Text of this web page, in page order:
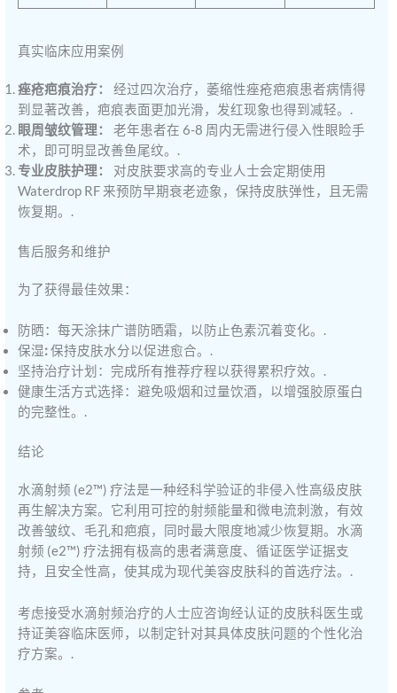
真实临床应用案例
痤疮疤痕治疗：
经过四次治疗，萎缩性痤疮疤痕患者病情得
到显著改善，疤痕表面更加光滑，发红现象也得到减轻。.
眼周皱纹管理：
老年患者在 6-8 周内无需进行侵入性眼睑手
术，即可明显改善鱼尾纹。.
专业皮肤护理：
对皮肤要求高的专业人士会定期使用
Waterdrop RF 来预防早期衰老迹象，保持皮肤弹性，且无需
恢复期。.
售后服务和维护
为了获得最佳效果：
防晒：每天涂抹广谱防晒霜，以防止色素沉着变化。.
保湿:保持皮肤水分以促进愈合。.
坚持治疗计划：完成所有推荐疗程以获得累积疗效。.
健康生活方式选择：避免吸烟和过量饮酒，以增强胶原蛋白
的完整性。.
结论
水滴射频 (e2™) 疗法是一种经科学验证的非侵入性高级皮肤
再生解决方案。它利用可控的射频能量和微电流刺激，有效
改善皱纹、毛孔和疤痕，同时最大限度地减少恢复期。水滴
射频 (e2™) 疗法拥有极高的患者满意度、循证医学证据支
持，且安全性高，使其成为现代美容皮肤科的首选疗法。.
考虑接受水滴射频治疗的人士应咨询经认证的皮肤科医生或
持证美容临床医师，以制定针对其具体皮肤问题的个性化治
疗方案。.